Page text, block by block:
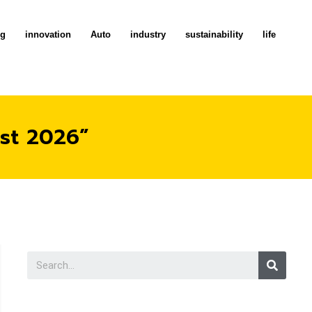
innovation Auto industry sustainability life
2026”